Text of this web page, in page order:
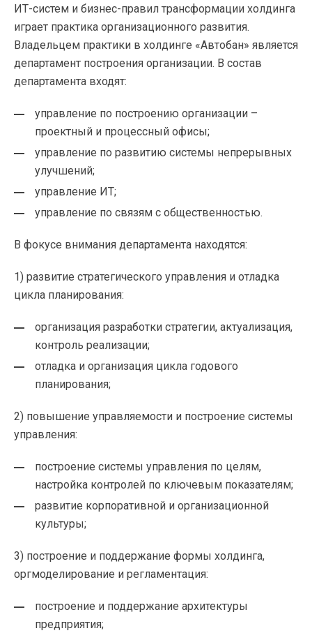
ИТ-систем и бизнес-правил трансформации холдинга
играет практика организационного развития.
Владельцем практики в холдинге «Автобан» является
департамент построения организации. В состав
департамента входят:
управление по построению организации –
проектный и процессный офисы;
управление по развитию системы непрерывных
улучшений;
управление ИТ;
управление по связям с общественностью.
В фокусе внимания департамента находятся:
1) развитие стратегического управления и отладка
цикла планирования:
организация разработки стратегии, актуализация,
контроль реализации;
отладка и организация цикла годового
планирования;
2) повышение управляемости и построение системы
управления:
построение системы управления по целям,
настройка контролей по ключевым показателям;
развитие корпоративной и организационной
культуры;
3) построение и поддержание формы холдинга,
оргмоделирование и регламентация:
построение и поддержание архитектуры
предприятия;